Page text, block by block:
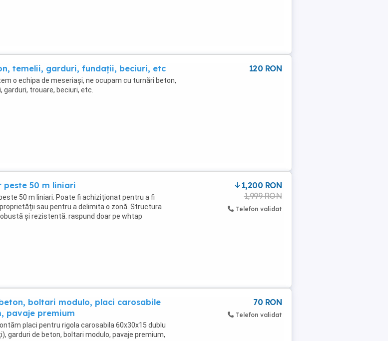
temelii, garduri, fundații, beciuri, etc
o echipa de meseriași, ne ocupam cu turnări beton,
garduri, trouare, beciuri, etc.
120 RON
peste 50 m liniari
50 m liniari. Poate fi achiziționat pentru a fi
sau pentru a delimita o zonă. Structura
și rezistentă. raspund doar pe whtap
1,200 RON
1,999 RON
Telefon validat
boltari modulo, placi carosabile
pavaje premium
placi pentru rigola carosabila 60x30x15 dublu
garduri de beton, boltari modulo, pavaje premium,
70 RON
Telefon validat